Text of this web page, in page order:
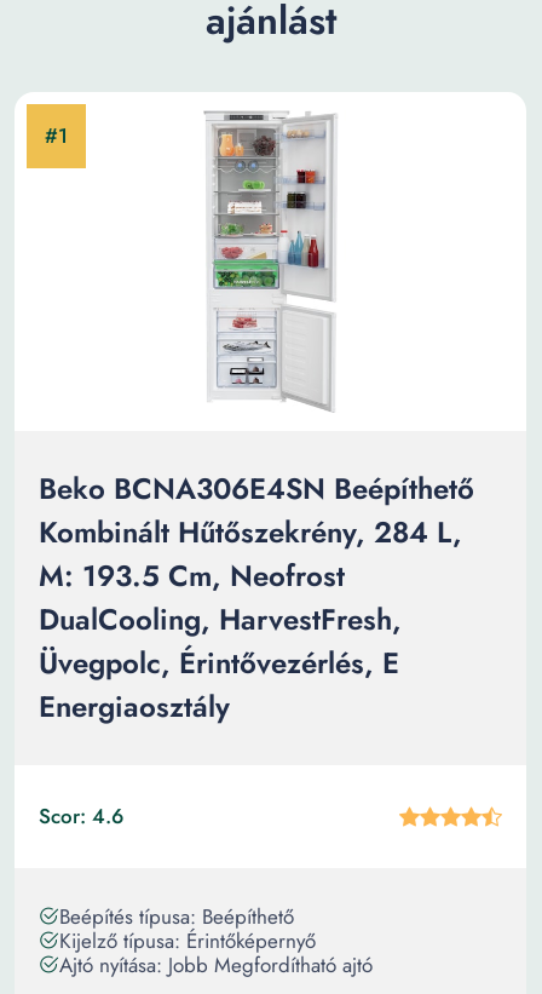
ajánlást
Beko BCNA306E4SN Beépíthető
Kombinált Hűtőszekrény, 284 L,
M: 193.5 Cm, Neofrost
DualCooling, HarvestFresh,
Üvegpolc, Érintővezérlés, E
Energiaosztály
Scor: 4.6
Beépítés típusa: Beépíthető
Kijelző típusa: Érintőképernyő
Ajtó nyítása: Jobb Megfordítható ajtó